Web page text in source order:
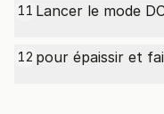
11 Lancer le mode
12 pour épaissir et